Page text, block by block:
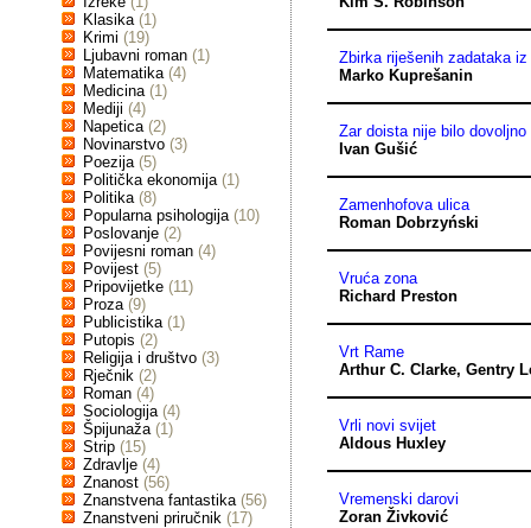
Klasika (1)
Krimi (19)
Ljubavni roman (1)
Matematika (4)
Medicina (1)
Mediji (4)
Napetica (2)
Novinarstvo (3)
Poezija (5)
Politička ekonomija (1)
Politika (8)
Popularna psihologija (10)
Poslovanje (2)
Povijesni roman (4)
Povijest (5)
Pripovijetke (11)
Proza (9)
Publicistika (1)
Putopis (2)
Religija i društvo (3)
Rječnik (2)
Roman (4)
Sociologija (4)
Špijunaža (1)
Strip (15)
Zdravlje (4)
Znanost (56)
Znanstvena fantastika (56)
Znanstveni priručnik (17)
Zbirka riješenih zadataka
Marko Kuprešanin
Zar doista nije bilo dovoljno
Ivan Gušić
Zamenhofova ulica
Roman Dobrzyński
Vruća zona
Richard Preston
Vrt Rame
Arthur C. Clarke,Gentry
Vrli novi svijet
Aldous Huxley
Vremenski darovi
Zoran Živković